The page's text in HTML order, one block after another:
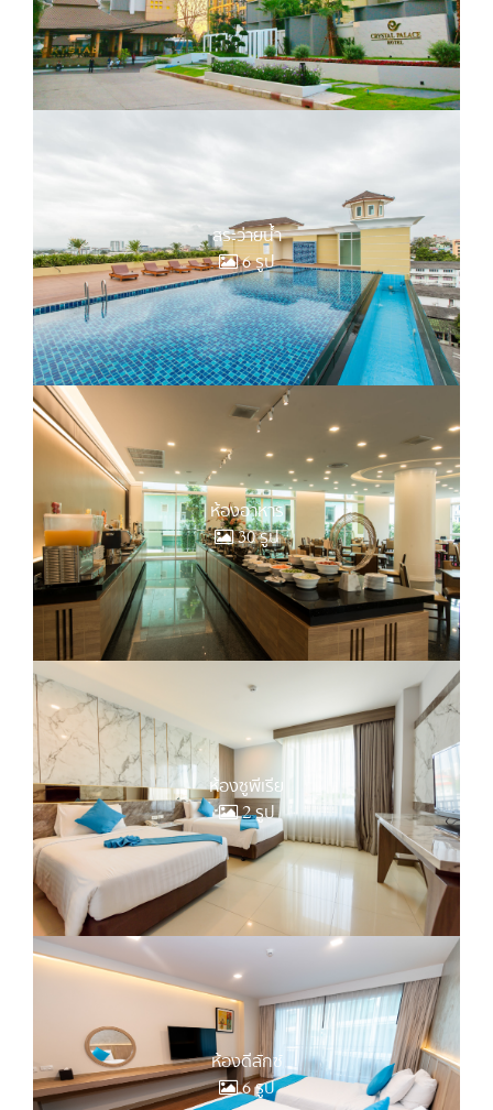
สระว่ายน้ำ
6 รูป
ห้องอาหาร
30 รูป
ห้องซูพีเรีย
2 รูป
ห้องดีลักซ์
6 รูป